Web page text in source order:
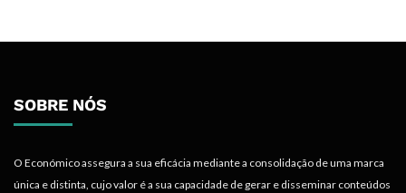
SOBRE NÓS
O Económico assegura a sua eficácia mediante a consolidação de uma marca
única e distinta, cujo valor é a sua capacidade de gerar e disseminar conteúdos